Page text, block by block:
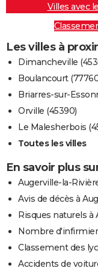
Villes avec
Les villes à
Dimancheville
Boulancourt
Briarres-sur-
Orville (45390)
Le Malesherbois
Toutes les villes
En savoir plus
Augerville-la-
Avis de décès à
Risques naturels à
Nombre
Classement des
Accidents de